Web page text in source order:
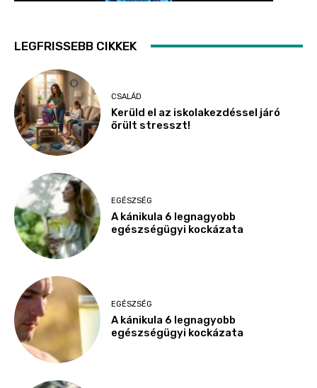
LEGFRISSEBB CIKKEK
CSALÁD
Kerüld el az iskolakezdéssel járó
őrült stresszt!
EGÉSZSÉG
A kánikula 6 legnagyobb
egészségügyi kockázata
EGÉSZSÉG
A kánikula 6 legnagyobb
egészségügyi kockázata